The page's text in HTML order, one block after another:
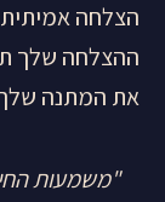
הצלחה
ההצלחה שלך
את המתנה שלך
"משמעות